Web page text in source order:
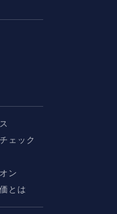
ェック
ン
とは